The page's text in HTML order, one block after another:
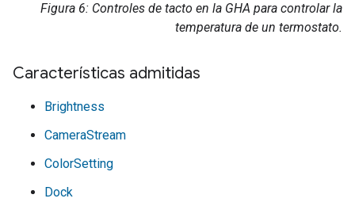
Figura 6: Controles de tacto en la GHA para controlar la
temperatura de un termostato.
Características admitidas
Brightness
CameraStream
ColorSetting
Dock